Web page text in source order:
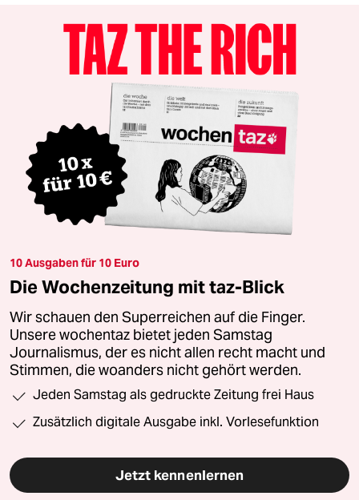
10 Ausgaben für 10 Euro
Die Wochenzeitung mit taz-Blick
Wir schauen den Superreichen auf die Finger.
Unsere wochentaz bietet jeden Samstag
Journalismus, der es nicht allen recht macht und
Stimmen, die woanders nicht gehört werden.
Jeden Samstag als gedruckte Zeitung frei Haus
Zusätzlich digitale Ausgabe inkl. Vorlesefunktion
Jetzt kennenlernen